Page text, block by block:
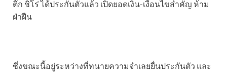
ติ๊ก ชิโร่ ได้ประกันตัวแล้ว เปิดยอดเงิน-เงื่อนไขสำคัญ ห้าม
ฝ่าฝืน
ซึ่งขณะนี้อยู่ระหว่างที่ทนายความจำเลยยื่นประกันตัว และ